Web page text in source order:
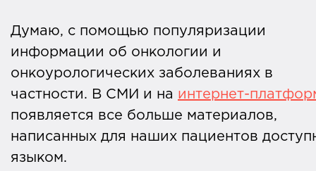
Думаю, с помощью популяризации
информации об онкологии и
онкоурологических заболеваниях в
частности. В СМИ и на интернет-
появляется все больше материалов,
написанных для наших пациентов
языком.